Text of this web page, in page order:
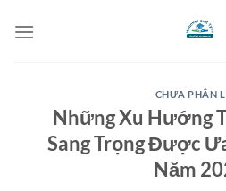
qua
CHƯA PHÂN
Những Xu Hướng
Sang Trọng Được
Năm